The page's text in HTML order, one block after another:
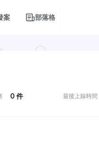
案 部落格
0 件 最後上線時間